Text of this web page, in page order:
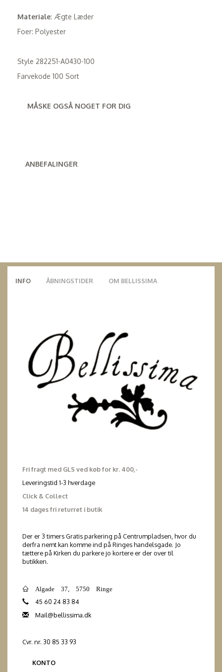
Materiale: Ægte Læder
Foer: Polyester
Style 282251-A0430-100
Farvekode 100 Sort
MÅSKE OGSÅ NOGET FOR DIG
ANBEFALINGER
INFO ÅBNINGSTIDER OM BELLISSIMA
Fri fragt med GLS ved køb for kr. 400,-
Leveringstid 1-3 hverdage
Click & Collect
14 dages fri returret i butik
Der er 3 timers Gratis parkering på Centrumpladsen, hvor du
derfra nemt kan komme ind på Ringes handelsgade. Jo
tættere på Kirken du parkere jo kortere er der over til
butikken.
Algade 37, 5750 Ringe
45 60 24 83 84
Mail@bellissima.dk
Cvr. nr. 30 85 33 93
KONTO